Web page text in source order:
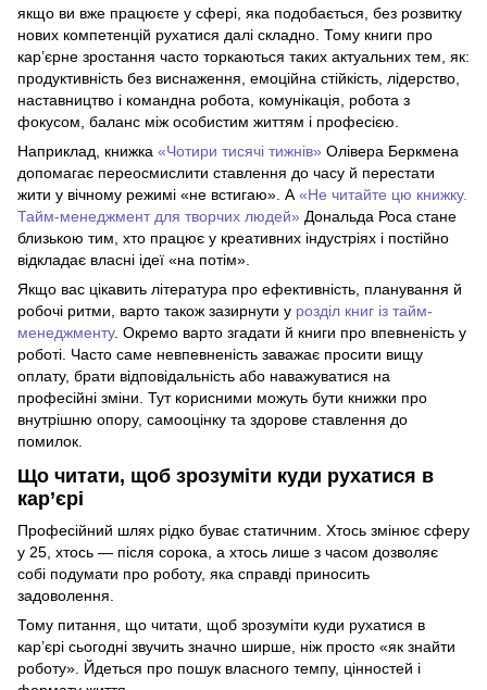
якщо ви вже працюєте у сфері, яка подобається, без розвитку
нових компетенцій рухатися далі складно. Тому книги про
кар’єрне зростання часто торкаються таких актуальних тем, як:
продуктивність без виснаження, емоційна стійкість, лідерство,
наставництво і командна робота, комунікація, робота з
фокусом, баланс між особистим життям і професією.
Наприклад, книжка «Чотири тисячі тижнів» Олівера Беркмена
допомагає переосмислити ставлення до часу й перестати
жити у вічному режимі «не встигаю». А«Не читайте цю книжку.
Тайм-менеджмент для творчих людей» Дональда Роса стане
близькою тим, хто працює у креативних індустріях і постійно
відкладає власні ідеї «на потім».
Якщо вас цікавить література про ефективність, планування й
робочі ритми, варто також зазирнути у розділ книг із тайм-
менеджменту. Окремо варто згадати й книги про впевненість у
роботі. Часто саме невпевненість заважає просити вищу
оплату, брати відповідальність або наважуватися на
професійні зміни. Тут корисними можуть бути книжки про
внутрішню опору, самооцінку та здорове ставлення до
помилок.
Що читати, щоб зрозуміти куди рухатися в
кар’єрі
Професійний шлях рідко буває статичним. Хтось змінює сферу
у 25, хтось — після сорока, а хтось лише з часом дозволяє
собі подумати про роботу, яка справді приносить
задоволення.
Тому питання, що читати, щоб зрозуміти куди рухатися в
кар’єрі сьогодні звучить значно ширше, ніж просто «як знайти
роботу». Йдеться про пошук власного темпу, цінностей і